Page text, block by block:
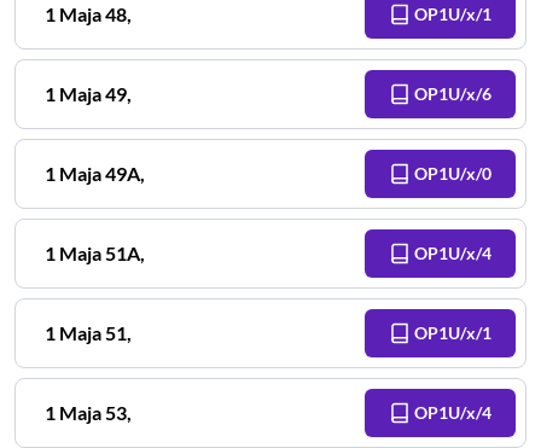
1 Maja48, OP1U/x/1
1 Maja49, OP1U/x/6
1 Maja49A, OP1U/x/0
1 Maja51A, OP1U/x/4
1 Maja51, OP1U/x/1
1 Maja53, OP1U/x/4